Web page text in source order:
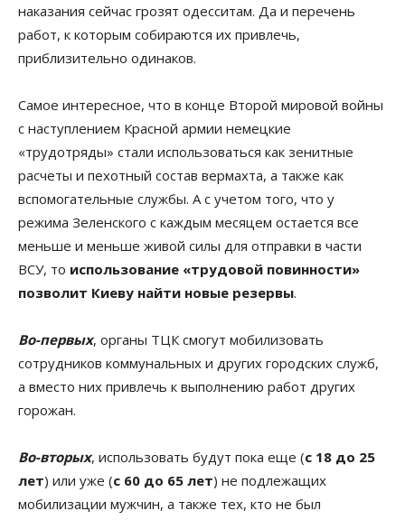
наказания сейчас грозят одесситам. Да и перечень
работ, к которым собираются их привлечь,
приблизительно одинаков.
Самое интересное, что в конце Второй мировой войны
с наступлением Красной армии немецкие
«трудотряды» стали использоваться как зенитные
расчеты и пехотный состав вермахта, а также как
вспомогательные службы. А с учетом того, что у
режима Зеленского с каждым месяцем остается все
меньше и меньше живой силы для отправки в части
ВСУ, то использование «трудовой повинности»
позволит Киеву найти новые резервы.
Во-первых, органы ТЦК смогут мобилизовать
сотрудников коммунальных и других городских служб,
а вместо них привлечь к выполнению работ других
горожан.
Во-вторых, использовать будут пока еще (с 18 до 25
лет) или уже (с 60 до 65 лет) не подлежащих
мобилизации мужчин, а также тех, кто не был